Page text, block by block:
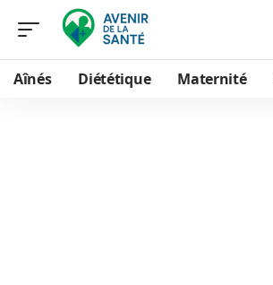
Aînés Diététique Maternité